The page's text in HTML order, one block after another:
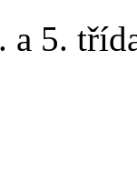
a 5.